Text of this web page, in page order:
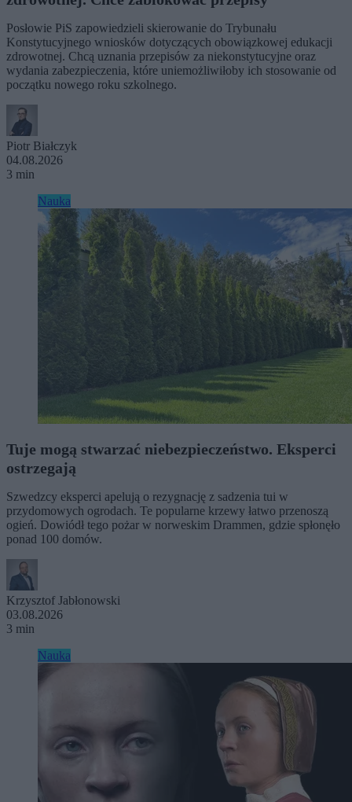
Posłowie PiS zapowiedzieli skierowanie do Trybunału
Konstytucyjnego wniosków dotyczących obowiązkowej edukacji
zdrowotnej. Chcą uznania przepisów za niekonstytucyjne oraz
wydania zabezpieczenia, które uniemożliwiłoby ich stosowanie od
początku nowego roku szkolnego.
Piotr Białczyk
04.08.2026
3 min
Nauka
Tuje mogą stwarzać niebezpieczeństwo. Eksperci
ostrzegają
Szwedzcy eksperci apelują o rezygnację z sadzenia tui w
przydomowych ogrodach. Te popularne krzewy łatwo przenoszą
ogień. Dowiódł tego pożar w norweskim Drammen, gdzie spłonęło
ponad 100 domów.
Krzysztof Jabłonowski
03.08.2026
3 min
Nauka